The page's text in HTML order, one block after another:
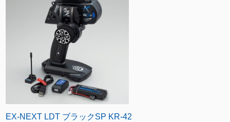
EX-NEXT LDT ブラックSP KR-42